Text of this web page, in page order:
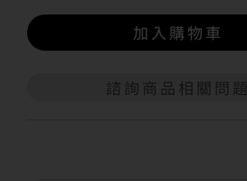
諮詢商品相關問題
加入購物車